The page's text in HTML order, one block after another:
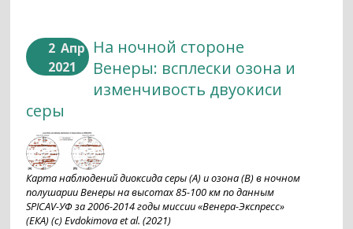
2 Апр
2021
На ночной стороне
Венеры: всплески озона и
изменчивость двуокиси
серы
Карта наблюдений диоксида серы (А) и озона (В) в ночном
полушарии Венеры на высотах 85-100 км по данным
SPICAV-УФ за 2006-2014 годы миссии «Венера-Экспресс»
(ЕКА) (с) Evdokimova et al. (2021)